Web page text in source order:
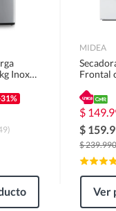
Inox
)
MIDEA
Frontal
$
$
$
Ver